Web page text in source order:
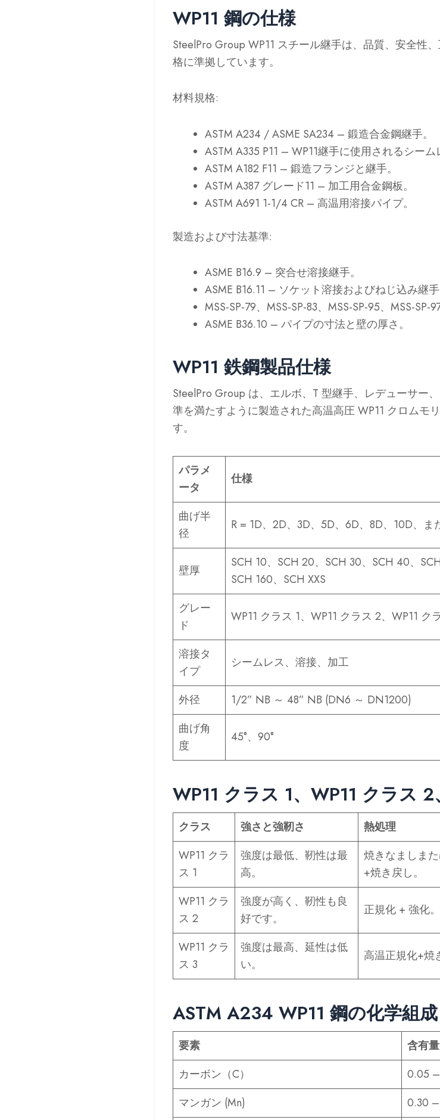
WP11 鋼の仕様
SteelPro Group WP11 スチール継手は、品質、安全性
格に準拠しています。
材料規格:
ASTM A234 / ASME SA234 – 鍛造合金鋼継手。
ASTM A335 P11 – WP11継手に使用されるシーム
ASTM A182 F11 – 鍛造フランジと継手。
ASTM A387 グレード11 – 加工用合金鋼板。
ASTM A691 1-1/4 CR– 高温用溶接パイプ。
製造および寸法基準:
ASME B16.9 – 突合せ溶接継手。
ASME B16.11 – ソケット溶接およびねじ込み継手
MSS-SP-79、MSS-SP-83、MSS-SP-95、MSS-SP-
ASME B36.10 – パイプの寸法と壁の厚さ。
WP11 鉄鋼製品仕様
SteelPro Group は、エルボ、T 型継手、レデューサー
準を満たすように製造された高温高圧 WP11 クロムモ
す。
パラメ
ータ
仕様
曲げ半
径
R = 1D、2D、3D、5D、6D、8D、10D、ま
壁厚
SCH 10、SCH 20、SCH 30、SCH 40、
SCH 160、SCH XXS
グレー
ド
WP11 クラス 1、WP11 クラス 2、WP11 ク
溶接タ
イプ
シームレス、溶接、加工
外径
1/2” NB ～ 48” NB (DN6 ～ DN1200)
曲げ角
度
45°、90°
WP11 クラス 1、WP11 クラス
クラス 強さと強靭さ 熱処理
WP11 クラ
ス 1
強度は最低、靭性は最
高。
焼きなましま
+焼き戻し。
WP11 クラ
ス 2
強度が高く、靭性も良
好です。
正規化 + 強化。
WP11 クラ
ス 3
強度は最高、延性は低
い。
高温正規化+焼
ASTM A234 WP11 鋼の化学組成
要素
含有
カーボン（C）
0.05
マンガン (Mn)
0.30